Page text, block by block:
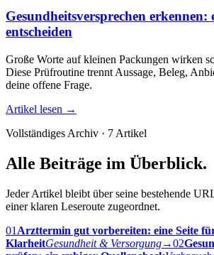
Gesundheitsversprechen
entscheiden
Große Worte auf kleinen Packungen wirken
Diese Prüfroutine trennt Aussage, Beleg,
deine offene Frage.
Artikel lesen →
Vollständiges Archiv · 7 Artikel
Alle Beiträge im Überblick.
Jeder Artikel bleibt über seine bestehende
einer klaren Leseroute zugeordnet.
01 Arzttermin gut vorbereiten: eine Seite
KlarheitGesundheit & Versorgung→02